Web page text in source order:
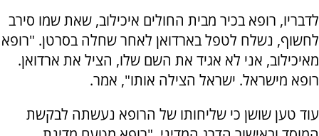
לדבריו, רופא בכיר מבית החולים איכילוב, שאת שמו סירב
לחשוף, נשלח לטפל בארדואן לאחר שחלה בסרטן. "רופא
מאיכילוב, אני לא אגיד את השם שלו, הציל את ארדואן.
רופא מישראל. ישראל הצילה אותו", אמר.
עוד טען שושן כי שליחותו של הרופא נעשתה לבקשת